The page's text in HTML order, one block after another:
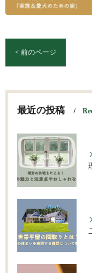
< 前のページ
最近の投稿